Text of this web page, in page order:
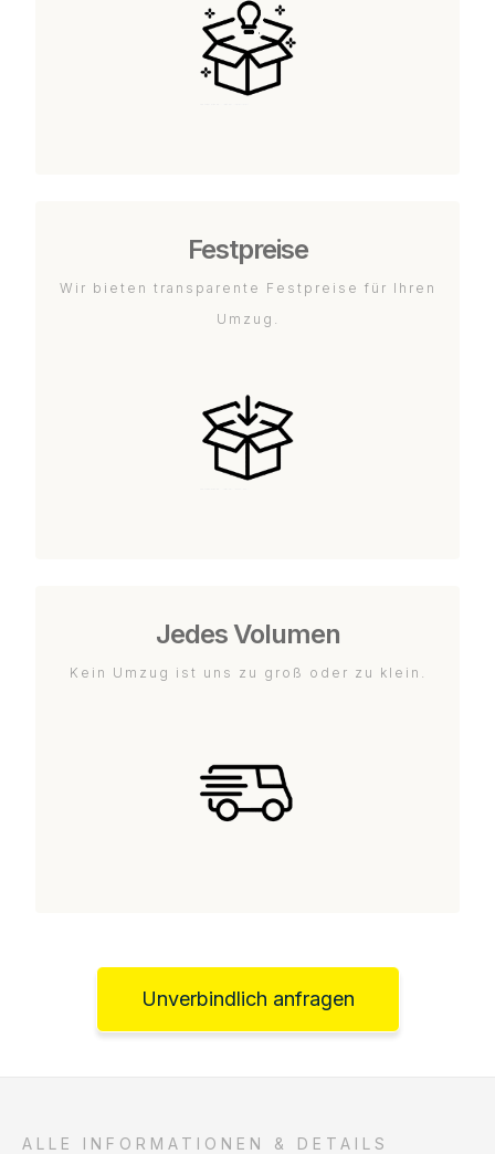
Festpreise
Wir bieten transparente Festpreise für Ihren
Umzug.
Jedes Volumen
Kein Umzug ist uns zu groß oder zu klein.
Unverbindlich anfragen
ALLE INFORMATIONEN & DETAILS